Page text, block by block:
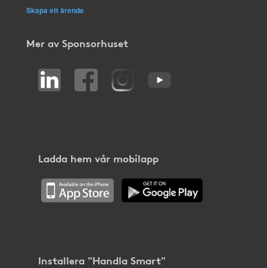
Skapa ett ärende
Mer av Sponsorhuset
Ladda hem vår mobilapp
Installera "Handla Smart"